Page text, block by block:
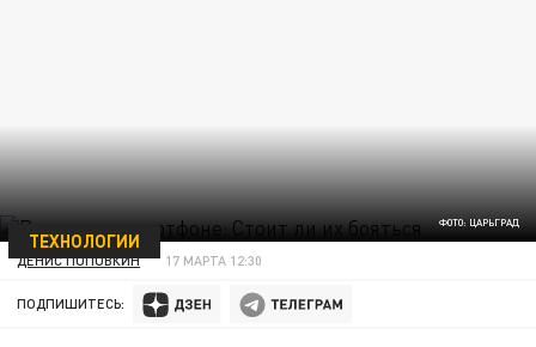
ФОТО: ЦАРЬГРАД
ТЕХНОЛОГИИ
ДЕНИС ПОПОВКИН 17 МАРТА 12:30
ПОДПИШИТЕСЬ: